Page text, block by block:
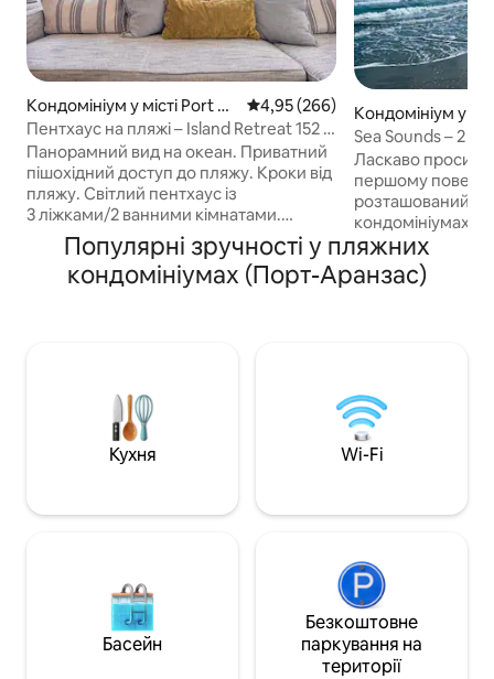
Кондомініум у місті Port Ar
ansas
Середня оцінка: 4,95 з 5,
4,95 (266)
Пентхаус на пляжі – Island Retreat 152 –
«CaraCara»
Панорамний вид на океан. Приватний
пішохідний доступ до пляжу. Кроки від
пляжу. Світлий пентхаус із
3 ліжками/2 ванними кімнатами.
Чудове розташування. Саме таким має
бути пляжний відпочинок. Оренда має
бути не менше 25 років Без домашніх
двоспальне ліжко | Диван-ліжко
Відпочинок на острові з басейнами,
грилями, кортами та набережною.
Паркінг на 3 автомобілі. Потрібно
пристосовано для людей з
спорядження). STR#248320
Кондомініум у
ansas
Sea Sounds – 2
на березі моря
басейнами
Ласкаво
першому
розташований у
кондомініумах
підходить для
або пар. Легко
до ресторанів,
одного з двох
території! Нові
тенісні корти.
достатньою
Популярні зручності у пляжних
кондомініумах (Порт-Аранзас)
Кухня Wi-Fi
Басейн
Безкоштовне
паркування на
території